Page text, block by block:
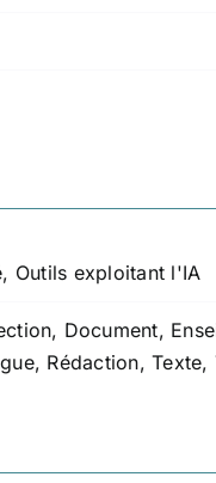
, Outils exploitant l'IA
, Document,
, Rédaction,Texte,